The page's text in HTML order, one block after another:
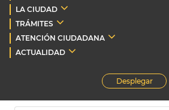
LA CIUDAD
TRÁMITES
ATENCIÓN CIUDADANA
ACTUALIDAD
Desplegar